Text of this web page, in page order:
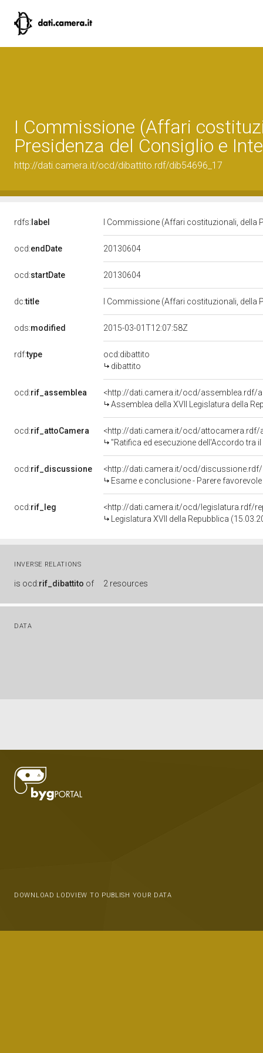
I Commissione (Affari
Presidenza del Consiglio e
http://dati.camera.it/ocd/dibattito.rdf/dib54696_17
rdfs: label I Commissione (Affari costituzionali, della
ocd:endDate 20130604
ocd:startDate 20130604
dc:title I Commissione (Affari costituzionali, della
ods:modified 2015-03-01T12:07:58Z
rdf:type
ocd:dibattito
dibattito
ocd:rif_assemblea
<http://dati.camera.it/ocd/assemblea.rdf/
Assemblea della XVII Legislatura della
ocd:rif_attoCamera
<http://dati.camera.it/ocd/attocamera.rdf/
"Ratifica ed esecuzione dell'Accordo tra il Governo della
ocd:rif_discussione
<http://dati.camera.it/ocd/discussione.rdf/
Esame e conclusione - Parere favorevole - Ratifica ed esecuzione dell'Accordo
ocd:rif_leg
<http://dati.camera.it/ocd/legislatura.rdf/
Legislatura XVII della Repubblica
INVERSE RELATIONS
is ocd:rif_dibattito of 2 resources
DATA
DOWNLOAD LODVIEW TO PUBLISH YOUR DATA